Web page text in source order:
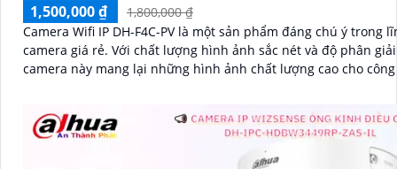
1,500,000 ₫
1,800,000 ₫
Camera Wifi IP DH-F4C-PV là một sản phẩm đáng chú ý trong
camera giá rẻ. Với chất lượng hình ảnh sắc nét và độ phân giải Ultra 2k,
camera này mang lại những hình ảnh chất lượng cao cho